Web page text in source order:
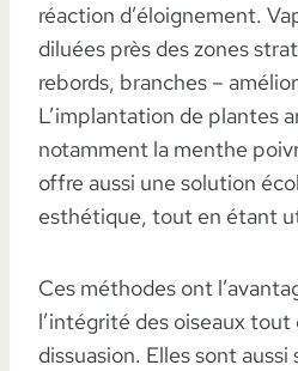
réaction d’éloignement.
diluées près des zones
rebords, branches –
L’implantation de plantes
notamment la menthe
offre aussi une solution
esthétique, tout en étant
Ces méthodes ont
l’intégrité des oiseaux
dissuasion. Elles sont